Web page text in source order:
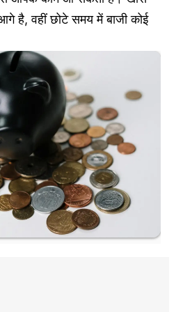
है, वहीं छोटे समय में बाजी कोई